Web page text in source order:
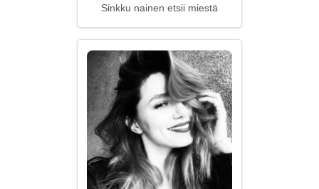
Sinkku nainen etsii miestä